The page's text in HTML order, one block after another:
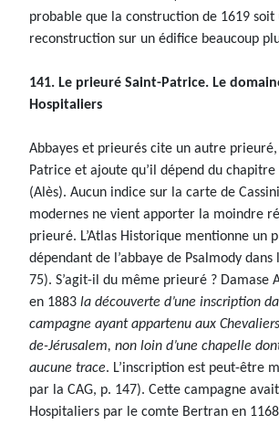
probable que la construction de 1619 soit
reconstruction sur un édifice beaucoup
141. Le prieuré Saint-Patrice. Le
Hospitaliers
Abbayes et prieurés cite un autre
Patrice et ajoute qu’il dépend du chapitre
(Alès). Aucun indice sur la carte de
modernes ne vient apporter la moindre
prieuré. L’Atlas Historique mentionne un
dépendant de l’abbaye de Psalmody dans
75). S’agit-il du même prieuré ? Damase
en 1883 la découverte d’une inscription
campagne ayant appartenu aux
de-Jérusalem, non loin d’une chapelle
aucune trace. L’inscription est peut-être
par la CAG, p. 147). Cette campagne
Hospitaliers par le comte Bertran en